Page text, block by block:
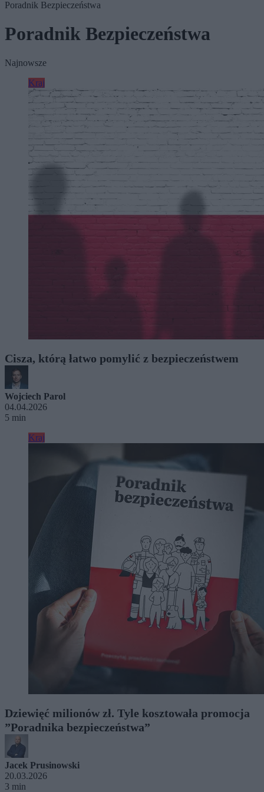
Poradnik Bezpieczeństwa
Poradnik Bezpieczeństwa
Najnowsze
Kraj
Cisza, którą łatwo pomylić z bezpieczeństwem
Wojciech Parol
04.04.2026
5 min
Kraj
Dziewięć milionów zł. Tyle kosztowała promocja
”Poradnika bezpieczeństwa”
Jacek Prusinowski
20.03.2026
3 min